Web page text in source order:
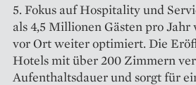
5. Fokus auf Hospitality und
als 4,5 Millionen Gästen pro
vor Ort weiter optimiert. Die
Hotels mit über 200 Zimmern
Aufenthaltsdauer und sorgt für